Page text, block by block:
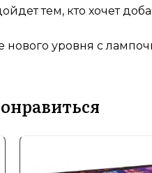
тем, кто хочет
уровня с